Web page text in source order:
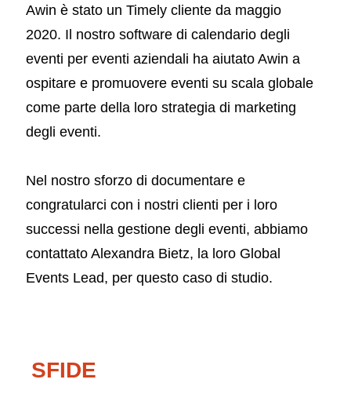
Awin è stato un Timely cliente da maggio
2020. Il nostro software di calendario degli
eventi per eventi aziendali ha aiutato Awin a
ospitare e promuovere eventi su scala globale
come parte della loro strategia di marketing
degli eventi.
Nel nostro sforzo di documentare e
congratularci con i nostri clienti per i loro
successi nella gestione degli eventi, abbiamo
contattato Alexandra Bietz, la loro Global
Events Lead, per questo caso di studio.
SFIDE